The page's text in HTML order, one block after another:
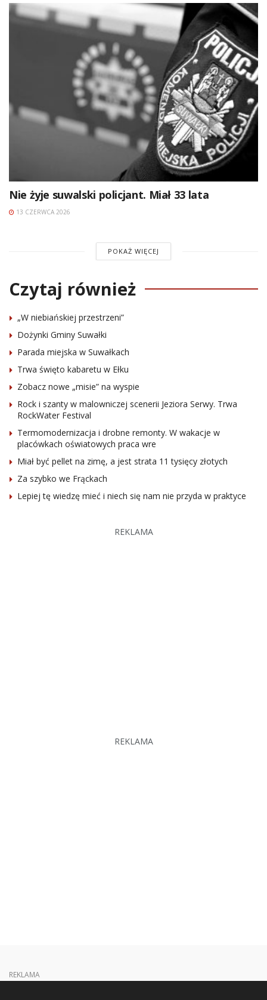
Nie żyje suwalski policjant. Miał 33 lata
13 CZERWCA 2026
POKAŻ WIĘCEJ
Czytaj również
„W niebiańskiej przestrzeni”
Dożynki Gminy Suwałki
Parada miejska w Suwałkach
Trwa święto kabaretu w Ełku
Zobacz nowe „misie” na wyspie
Rock i szanty w malowniczej scenerii Jeziora Serwy. Trwa
RockWater Festival
Termomodernizacja i drobne remonty. W wakacje w
placówkach oświatowych praca wre
Miał być pellet na zimę, a jest strata 11 tysięcy złotych
Za szybko we Frąckach
Lepiej tę wiedzę mieć i niech się nam nie przyda w praktyce
REKLAMA
REKLAMA
REKLAMA